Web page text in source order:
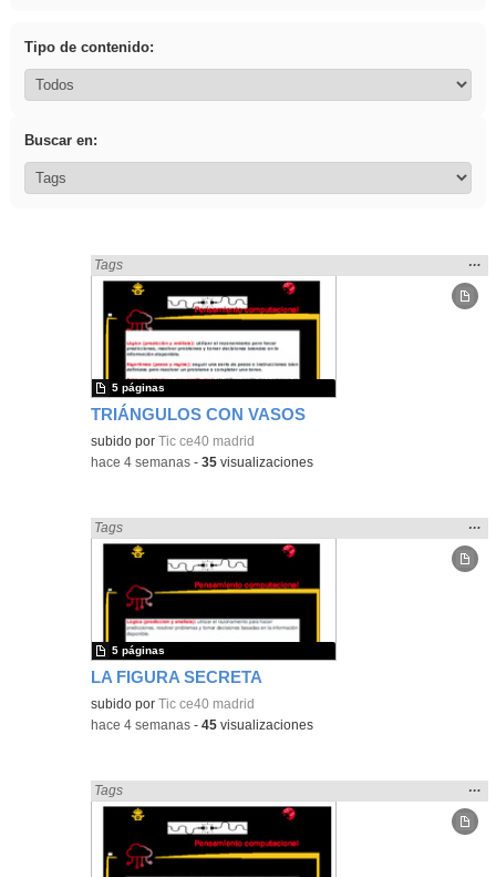
Tipo de contenido:
Buscar en:
TRIÁNGULOS CON VASOS
Encontrado «Geometría» en:
Tags
la
…
subido porTic ce40 madrid
5 páginas
-hace 4 semanas -35 visualizaciones
LA FIGURA SECRETA
Encontrado «Geometría» en:
Tags
la
…
subido porTic ce40 madrid
5 páginas
-hace 4 semanas -45 visualizaciones
Encontrado «Geometría» en:
Tags
la
…